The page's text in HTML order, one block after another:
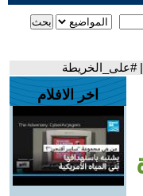
#على_الخريطة
اخر الافلام